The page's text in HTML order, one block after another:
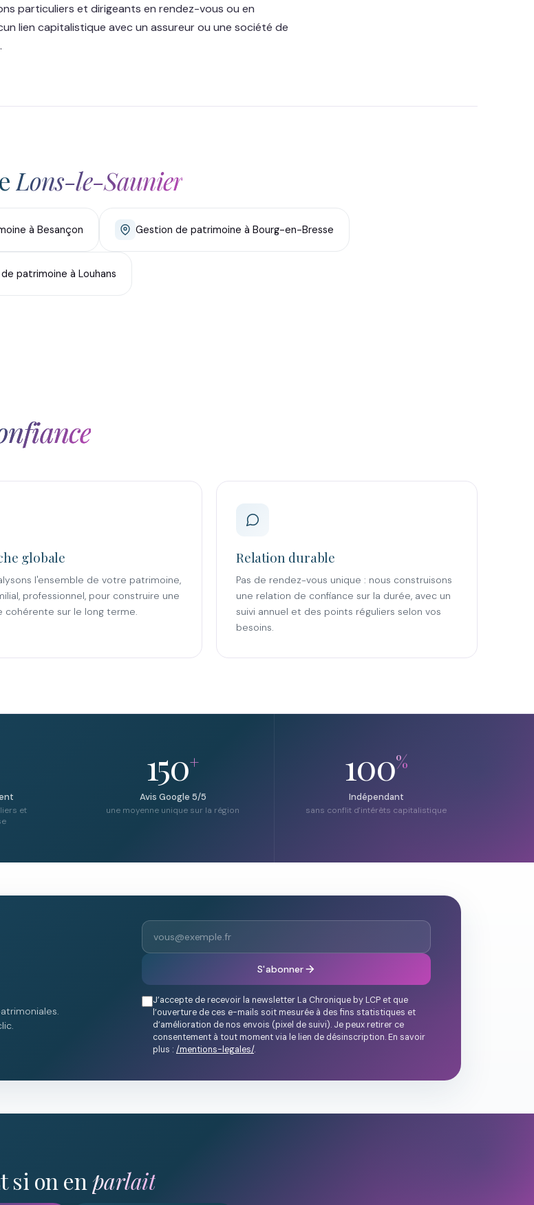
particuliers et dirigeants en rendez-vous ou en
lien capitalistique avec un assureur ou une société de
Lons-le-Saunier
à Besançon Gestion de patrimoine à Bourg-en-Bresse
patrimoine à Louhans
globale
l'ensemble de votre patrimoine,
professionnel, pour construire une
cohérente sur le long terme.
Relation durable
Pas de rendez-vous unique : nous construisons
une relation de confiance sur la durée, avec un
suivi annuel et des points réguliers selon vos
besoins.
et
150+
Avis Google 5/5
une moyenne unique sur la région
100%
Indépendant
sans conflit d'intérêts capitalistique
S'abonner
J’accepte de recevoir la newsletter La Chronique by LCP et que
l’ouverture de ces e-mails soit mesurée à des fins statistiques et
d’amélioration de nos envois (pixel de suivi). Je peux retirer ce
consentement à tout moment via le lien de désinscription. En savoir
plus : /mentions-legales/.
si on en parlait